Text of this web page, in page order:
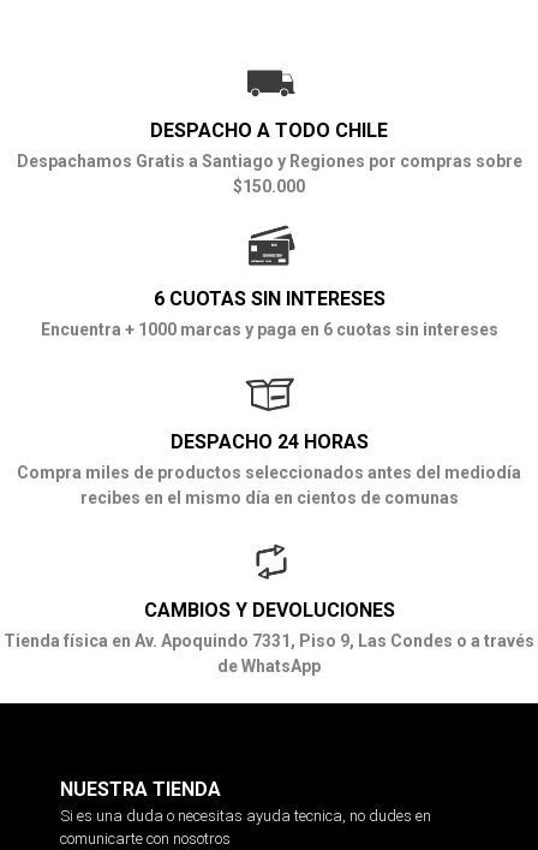
DESPACHO A TODO CHILE
Despachamos Gratis a Santiago y Regiones por compras sobre
$150.000
6 CUOTAS SIN INTERESES
Encuentra + 1000 marcas y paga en 6 cuotas sin intereses
DESPACHO 24 HORAS
Compra miles de productos seleccionados antes del mediodía
recibes en el mismo día en cientos de comunas
CAMBIOS Y DEVOLUCIONES
Tienda física en Av. Apoquindo 7331, Piso 9, Las Condes o a través
de WhatsApp
NUESTRA TIENDA
Si es una duda o necesitas ayuda tecnica, no dudes en
comunicarte con nosotros